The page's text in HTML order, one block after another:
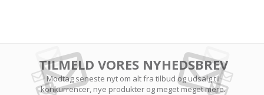
TILMELD VORES NYHEDSBREV
Modtag seneste nyt om alt fra tilbud og udsalg til
konkurrencer, nye produkter og meget meget mere.